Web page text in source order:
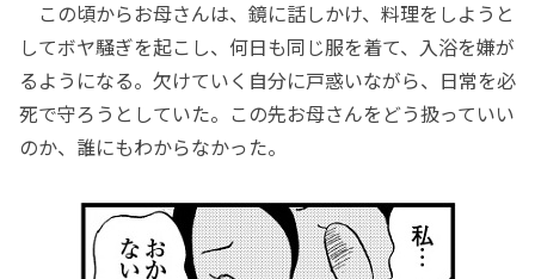
この頃からお母さんは、鏡に話しかけ、料理をしようと
してボヤ騒ぎを起こし、何日も同じ服を着て、入浴を嫌が
るようになる。欠けていく自分に戸惑いながら、日常を必
死で守ろうとしていた。この先お母さんをどう扱っていい
のか、誰にもわからなかった。